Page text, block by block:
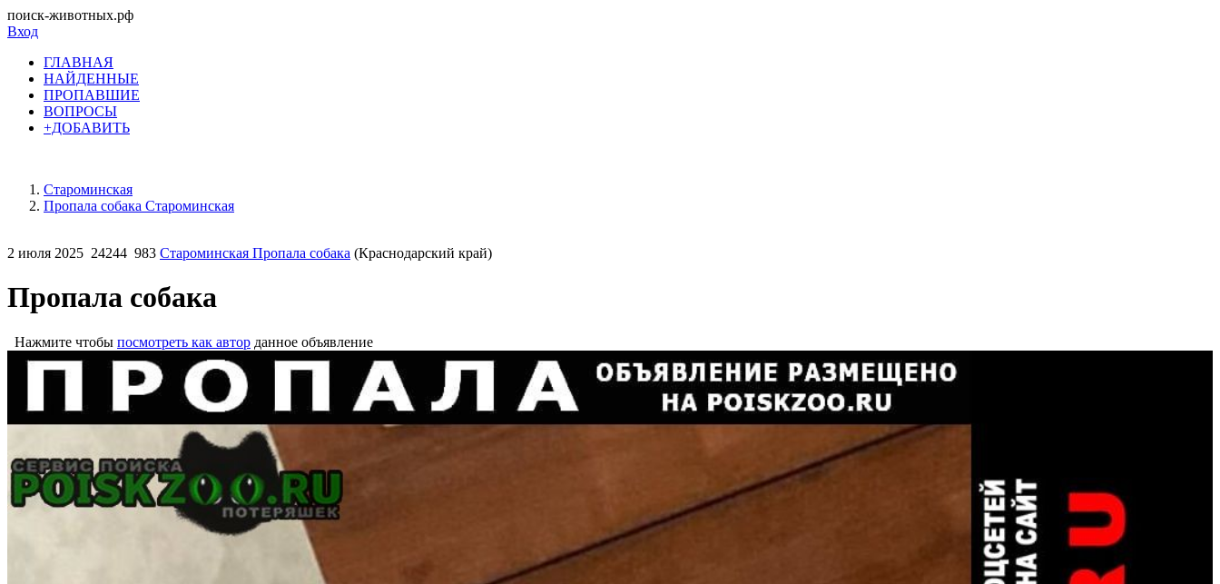
поиск-животных.рф
Вход
ГЛАВНАЯ
НАЙДЕННЫЕ
ПРОПАВШИЕ
ВОПРОСЫ
+ДОБАВИТЬ
Староминская
Пропала собака Староминская
2 июля 2025 24244 983 Староминская Пропала собака (Краснодарский край)
Пропала собака
Нажмите чтобы посмотреть как автор данное объявление